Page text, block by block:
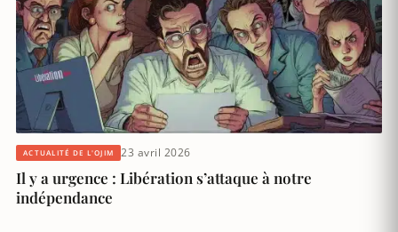
ACTUALITÉ DE L'OJIM 23 avril 2026
Il y a urgence : Libération s’attaque à notre
indépendance